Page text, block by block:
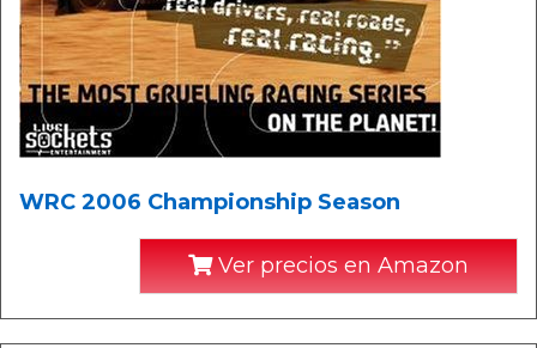
WRC 2006 Championship Season
Ver precios en Amazon